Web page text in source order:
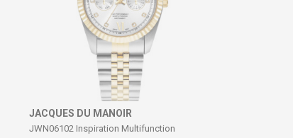
JACQUES DU MANOIR
JWN06102 Inspiration Multifunction